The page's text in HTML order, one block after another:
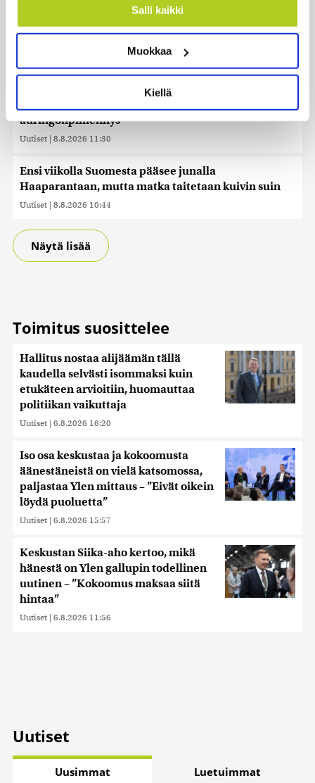
mahdollisesti muutaman metrin tarkkuudella
ominaispiirteitä aktiivisesti (sormenjäljen
Lue lisää siitä, miten henkilötietojasi käsitellään ja miten
suostumustasi tai peruuttaa sen milloin vain
evästeilmoituksessa.
Käytämme evästeitä tarjoamamme sisällön ja mainosten
tukemiseen ja kävijämäärämme analysoimiseen. Lisäksi
jaamme sosiaalisen median, mainosalan ja analytiikka-
alan kumppaneillemme tietoja siitä, miten käytät
tietoja muihin tietoihin, joita olet antanut heille tai joita on
kerätty, kun olet käyttänyt heidän palvelujaan. Tietoja
saatetaan myös siirtää ulkomaille.
Salli kaikki
Muokkaa
Kiellä
Ursa on myynyt ennätysmäärän pimennyslaseja
auringonpimennyksen edellä
Uutiset | 8.8.2026 11:31
auringonpimennys
Uutiset | 8.8.2026 11:30
Ensi viikolla Suomesta pääsee junalla
Haaparantaan, mutta matka taitetaan kuivin suin
Uutiset | 8.8.2026 10:44
Näytä lisää
Toimitus suosittelee
Hallitus nostaa alijäämän tällä
kaudella selvästi isommaksi kuin
etukäteen arvioitiin, huomauttaa
politiikan vaikuttaja
Uutiset | 6.8.2026 16:20
Iso osa keskustaa ja kokoomusta
äänestäneistä on vielä katsomossa,
paljastaa Ylen mittaus – ”Eivät oikein
löydä puoluetta”
Uutiset | 6.8.2026 15:57
Keskustan Siika-aho kertoo, mikä
hänestä on Ylen gallupin todellinen
uutinen – ”Kokoomus maksaa siitä
hintaa”
Uutiset | 6.8.2026 11:56
Uutiset
Uusimmat Luetuimmat